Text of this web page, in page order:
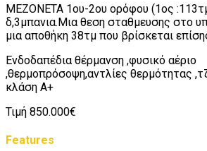
ΜΕΖΟΝΕΤΑ 1ου-2ου ορόφου (1ος
δ,3μπανια.Μια θεση σταθμευσης στο
μια αποθήκη 38τμ που βρίσκεται
Ενδοδαπέδια θέρμανση ,φυσικό αέριο
,θερμοπρόσοψη,αντλίες θερμότητας
κλάση Α+
Τιμή 850.000€
Features